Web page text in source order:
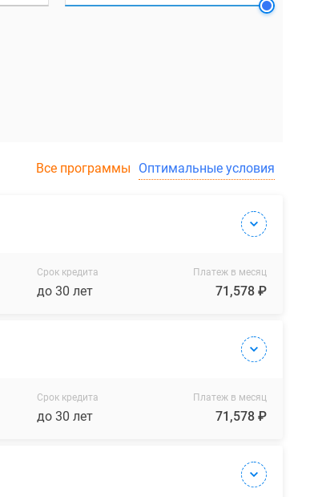
Все программы Оптимальные условия
Срок кредита
до 30 лет
Платеж в месяц
71,578 ₽
Срок кредита
до 30 лет
Платеж в месяц
71,578 ₽